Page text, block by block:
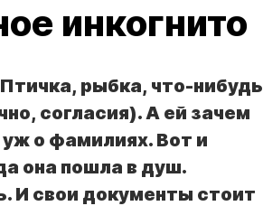
инкогнито
рыбка, что-нибудь
согласия). А ей зачем
уж о фамилиях. Вот и
она пошла в душ.
И свои документы стоит